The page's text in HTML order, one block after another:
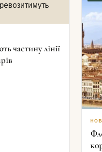
частину лінії